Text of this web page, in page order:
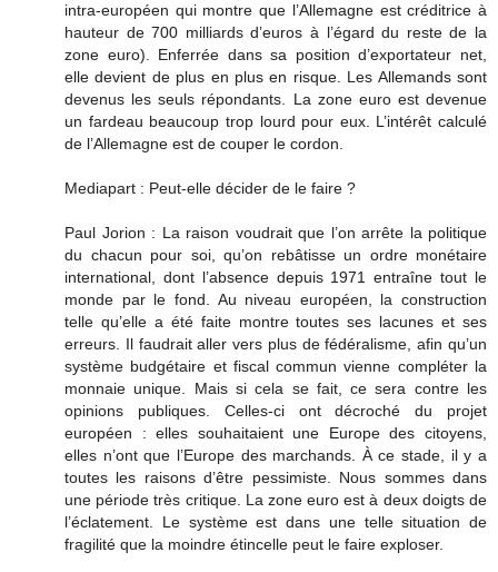
intra-européen qui montre que l’Allemagne est créditrice à
hauteur de 700 milliards d’euros à l’égard du reste de la
zone euro). Enferrée dans sa position d’exportateur net,
elle devient de plus en plus en risque. Les Allemands sont
devenus les seuls répondants. La zone euro est devenue
un fardeau beaucoup trop lourd pour eux. L’intérêt calculé
de l’Allemagne est de couper le cordon.
Mediapart : Peut-elle décider de le faire ?
Paul Jorion : La raison voudrait que l’on arrête la politique
du chacun pour soi, qu’on rebâtisse un ordre monétaire
international, dont l’absence depuis 1971 entraîne tout le
monde par le fond. Au niveau européen, la construction
telle qu’elle a été faite montre toutes ses lacunes et ses
erreurs. Il faudrait aller vers plus de fédéralisme, afin qu’un
système budgétaire et fiscal commun vienne compléter la
monnaie unique. Mais si cela se fait, ce sera contre les
opinions publiques. Celles-ci ont décroché du projet
européen : elles souhaitaient une Europe des citoyens,
elles n’ont que l’Europe des marchands. À ce stade, il y a
toutes les raisons d’être pessimiste. Nous sommes dans
une période très critique. La zone euro est à deux doigts de
l’éclatement. Le système est dans une telle situation de
fragilité que la moindre étincelle peut le faire exploser.